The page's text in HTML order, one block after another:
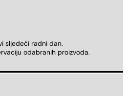
sljedeći radni dan.
odabranih proizvoda.